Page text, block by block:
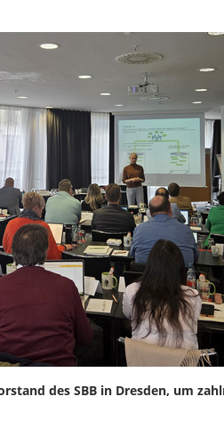
des SBB in Dresden, um